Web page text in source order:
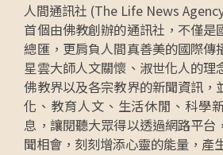
人間通訊社 (The Life News
首個由佛教創辦的通訊社，不僅是
總匯，更肩負人間真善美的國際傳
星雲大師人文關懷、淑世化人的理
佛教界以及各宗教界的新聞資訊，
化、教育人文、生活休閒、科學
息，讓閱聽大眾得以透過網路平台
聞相會，刻刻增添心靈的能量，產